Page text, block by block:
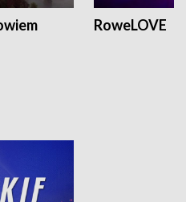
RoweLOVE